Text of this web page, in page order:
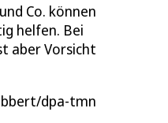
Co. können
helfen. Bei
aber Vorsicht
dpa-tmn